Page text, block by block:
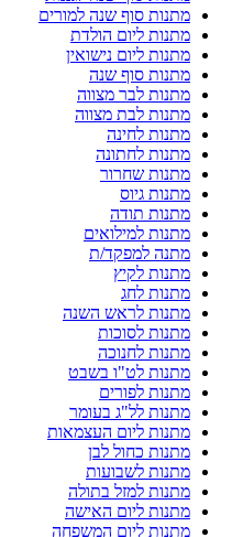
מתנות סוף שנה למורים
מתנות ליום הולדת
מתנות ליום נישואין
מתנות סוף שנה
מתנות לבר מצווה
מתנות לבת מצווה
מתנות לחינה
מתנות לחתונה
מתנות שחרור
מתנות גיוס
מתנות תודה
מתנות למילואים
מתנה למפקד/ת
מתנות לקיץ
מתנות לחג
מתנות לראש השנה
מתנות לסוכות
מתנות לחנוכה
מתנות לט"ו בשבט
מתנות לפורים
מתנות לל"ג בעומר
מתנות ליום העצמאות
מתנות כחול לבן
מתנות לשבועות
מתנות למזל בתולה
מתנות ליום האישה
מתנות ליום המשפחה